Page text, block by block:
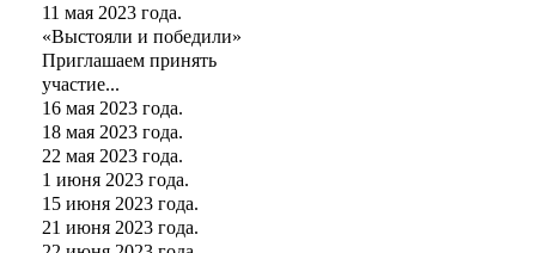
11 мая 2023 года.
«Выстояли и победили»
Приглашаем принять
участие...
16 мая 2023 года.
18 мая 2023 года.
22 мая 2023 года.
1 июня 2023 года.
15 июня 2023 года.
21 июня 2023 года.